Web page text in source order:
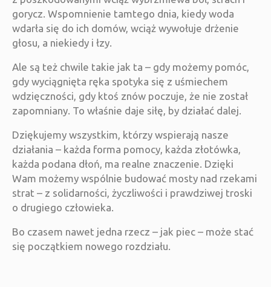
gorycz. Wspomnienie tamtego dnia, kiedy woda
wdarła się do ich domów, wciąż wywołuje drżenie
głosu, a niekiedy i łzy.
Ale są też chwile takie jak ta – gdy możemy pomóc,
gdy wyciągnięta ręka spotyka się z uśmiechem
wdzięczności, gdy ktoś znów poczuje, że nie został
zapomniany. To właśnie daje siłę, by działać dalej.
Dziękujemy wszystkim, którzy wspierają nasze
działania – każda forma pomocy, każda złotówka,
każda podana dłoń, ma realne znaczenie. Dzięki
Wam możemy wspólnie budować mosty nad rzekami
strat – z solidarności, życzliwości i prawdziwej troski
o drugiego człowieka.
Bo czasem nawet jedna rzecz – jak piec – może stać
się początkiem nowego rozdziału.